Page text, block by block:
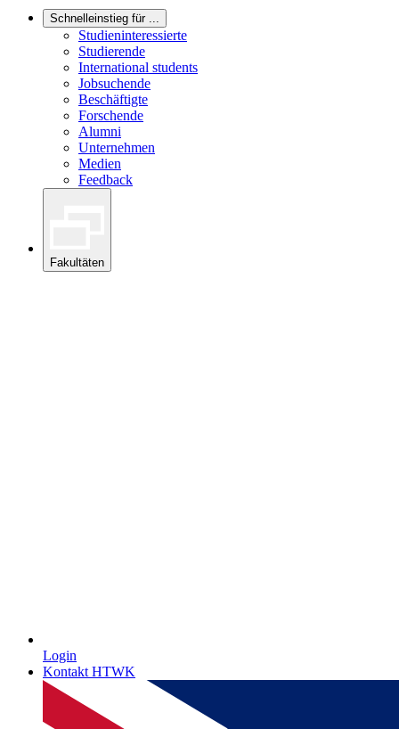
Schnelleinstieg für ...
Studieninteressierte
Studierende
International students
Jobsuchende
Beschäftigte
Forschende
Alumni
Unternehmen
Medien
Feedback
Fakultäten
Login
Kontakt HTWK